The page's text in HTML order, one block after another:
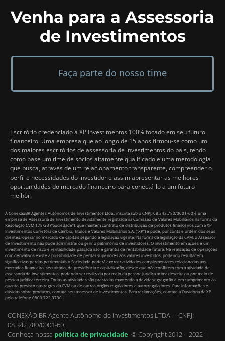
Venha para a Assessoria
de Investimentos
Faça parte do nosso time
Escritório credenciado à XP Investimentos 100% focado em seu futuro
financeiro. Uma empresa que ao longo de 15 anos firmou-se como um
dos maiores escritórios de assessoria de investimentos do país, tendo
como base um time de sócios altamente qualificado e uma metodologia
que busca, através de um relacionamento transparente, compreender o
perfil e necessidades do investidor e assim apresentar as melhores
oportunidades do mercado financeiro para conectá-lo a um futuro
melhor.
A ConexãoBR Agentes Autônomos de Investimentos Ltda., inscrita sob o CNPJ: 08.342.780/0001-60 é uma
empresa de Assessoria de Investimento devidamente registrada na Comissão de Valores Mobiliários na forma da
Resolução CVM 178/23 (“Sociedade”), que mantém contrato de distribuição de produtos financeiros com a XP
Investimentos Corretora de Câmbio, Títulos e Valores Mobiliários S.A. (“XP”) e pode, por conta e ordem dos seus
clientes, operar no mercado de capitais segundo a legislação vigente. Na forma da legislação da CVM, o Assessor
de Investimento não pode administrar ou gerir o patrimônio de investidores. O investimento em ações é um
investimento de risco e rentabilidade passada não é garantia de rentabilidade futura. Na realização de operações
com derivativos existe a possibilidade de perdas superiores aos valores investidos, podendo resultar em
significativas perdas patrimoniais A Sociedade poderá exercer atividades complementares relacionadas aos
mercados financeiro, securitário, de previdência e capitalização, desde que não conflitem com a atividade de
assessoria de investimentos, podendo ser realizada por meio da pessoa jurídica acima descrita ou por meio de
pessoa jurídica terceira. Todas as atividades são prestadas mantendo a devida segregação e em cumprimento ao
quanto previsto nas regras da CVM ou de outros órgãos reguladores e autorreguladores. Para informações e
dúvidas sobre produtos, contate seu assessor de investimentos. Para reclamações, contate a Ouvidoria da XP
pelo telefone 0800 722 3730.
CONEXÃO BR Agente Autônomo de Investimentos LTDA – CNPJ:
08.342.780/0001-60.
Conheça nossa política de privacidade. © Copyright 2012 – 2022 |